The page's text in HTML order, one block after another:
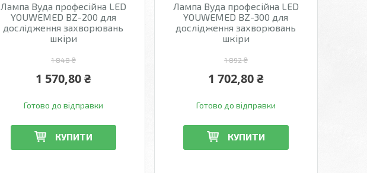
Лампа Вуда професійна LED
YOUWEMED BZ-200 для
дослідження захворювань
шкіри
1 848 ₴
1 570,80 ₴
Готово до відправки
КУПИТИ
Лампа Вуда професійна LED
YOUWEMED BZ-300 для
дослідження захворювань
шкіри
1 892 ₴
1 702,80 ₴
Готово до відправки
КУПИТИ